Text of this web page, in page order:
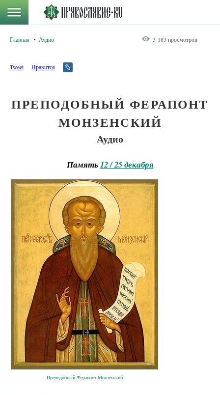
Главная Аудио 3 183 просмотров
Tweet Нравится
ПРЕПОДОБНЫЙ ФЕРАПОНТ
МОНЗЕНСКИЙ
Аудио
Память12 / 25 декабря
Преподобный Ферапонт Монзенский